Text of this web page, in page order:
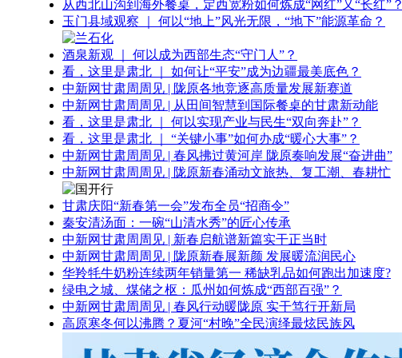
从西北山沟到海外餐桌，定西宽粉如何炼成“网红”又“长红”？
玉门县域观察 ｜ 何以“地上”风光无限，“地下”能源革命？
酒泉新观 ｜ 何以成为西部生态“守门人”？
看，这里是肃北 ｜ 如何让“平安”成为边疆最美底色？
中新网甘肃周周见 | 陇原各地竞逐高质量发展新赛道
中新网甘肃周周见 | 从田间智慧到国际餐桌的甘肃新动能
看，这里是肃北 ｜ 何以实现产业与民生“双向奔赴”？
看，这里是肃北 ｜ “关键小事”如何办成“暖心大事”？
中新网甘肃周周见 | 春风拂过黄河岸 陇原奏响发展“奋进曲”
中新网甘肃周周见 | 陇原新春涌动文旅热、复工潮、春耕忙
甘肃庆阳“新春第一会”发布全员“招商令”
秦安清汤面：一碗“山清水秀”的匠心传承
中新网甘肃周周见 | 新春启航谱新篇实干正当时
中新网甘肃周周见 | 陇原新春展新颜 发展暖流润民心
华羚牦牛奶粉连续两年销量第一 稀缺乳品如何跑出加速度?
绿电之城、煤储之枢：瓜州如何炼成“西部百强”？
中新网甘肃周周见 | 春风行动暖陇原 实干笃行开新局
高原寒冬何以沸腾？夏河“村晚”全民演绎最炫民族风